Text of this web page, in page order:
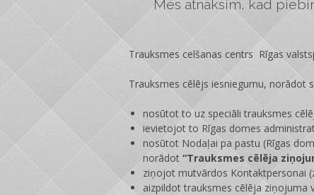
Mēs atnāksim, kad
Trauksmes celšanas centrs Rīgas
Trauksmes cēlējs iesniegumu, norādot
nosūtot to uz speciāli trauksmes
ievietojot to Rīgas domes
nosūtot Nodaļai pa pastu (Rīgas
norādot “Trauksmes cēlēja
ziņojot mutvārdos Kontaktpersonai
aizpildot trauksmes cēlēja ziņojuma